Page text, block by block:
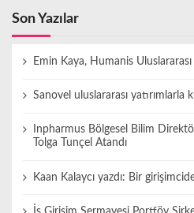
a
l
a
a
s
Son Yazılar
Emin Kaya, Humanis
Sanovel uluslararası
Inpharmus Bölgesel Bilim
Tolga Tunçel Atandı
Kaan Kalaycı yazdı: Bir